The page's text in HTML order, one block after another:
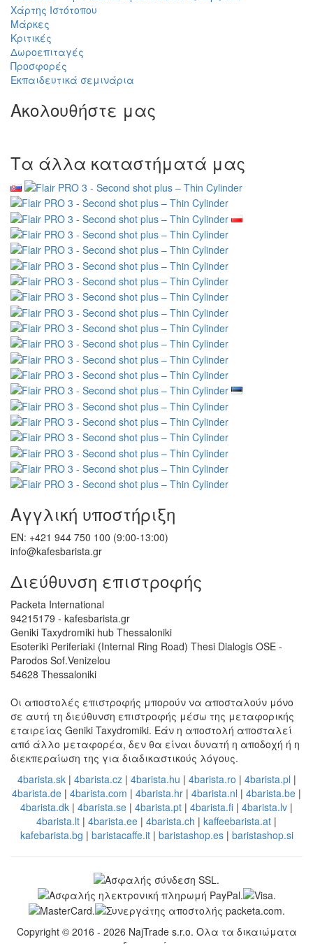
Χάρτης Ιστότοπου
Μάρκες
Κριτικές
Δωροεπιταγές
Προσφορές
Εκπαιδευτικά σεμινάρια
Ακολουθήστε μας
Τα άλλα καταστήματά μας
Αγγλική υποστήριξη
EN: +421 944 750 100 (9:00-13:00)
info@kafesbarista.gr
Διεύθυνση επιστροφής
Packeta International
94215179 - kafesbarista.gr
Geniki Taxydromiki hub Thessaloniki
Esoteriki Periferiaki (Internal Ring Road) Thesi Dialogis OSE -
Parodos Sof.Venizelou
54628 Thessaloniki
Οι αποστολές επιστροφής μπορούν να αποσταλούν μόνο
σε αυτή τη διεύθυνση επιστροφής μέσω της μεταφορικής
εταιρείας Geniki Taxydromiki. Εάν η αποστολή αποσταλεί
από άλλο μεταφορέα, δεν θα είναι δυνατή η αποδοχή ή η
διεκπεραίωση της για διαδικαστικούς λόγους.
4barista.sk| 4barista.cz| 4barista.hu | 4barista.ro | 4barista.pl |
4barista.de | 4barista.com | 4barista.hr | 4barista.nl | 4barista.be |
4barista.dk | 4barista.se | 4barista.pt | 4barista.fi | 4barista.lv |
4barista.lt | 4barista.ee | 4barista.ch | kaffeebarista.at |
kafebarista.bg | baristacaffe.it| baristashop.es| baristashop.si
Copyright © 2016 - 2026 NajTrade s.r.o. Ολα τα δικαιώματα